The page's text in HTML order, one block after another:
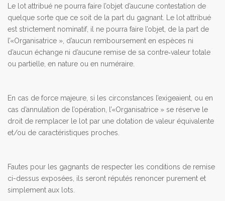
Le lot attribué ne pourra faire l’objet d’aucune contestation de
quelque sorte que ce soit de la part du gagnant. Le lot attribué
est strictement nominatif, il ne pourra faire l’objet, de la part de
l’«Organisatrice », d’aucun remboursement en espèces ni
d’aucun échange ni d’aucune remise de sa contre‐valeur totale
ou partielle, en nature ou en numéraire.
En cas de force majeure, si les circonstances l’exigeaient, ou en
cas d’annulation de l’opération, l’«Organisatrice » se réserve le
droit de remplacer le lot par une dotation de valeur équivalente
et/ou de caractéristiques proches.
Fautes pour les gagnants de respecter les conditions de remise
ci-dessus exposées, ils seront réputés renoncer purement et
simplement aux lots.